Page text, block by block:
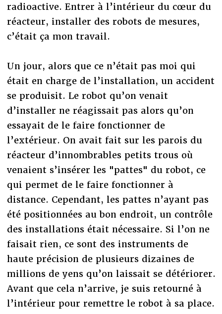
radioactive. Entrer à l’intérieur du cœur du
réacteur, installer des robots de mesures,
c’était ça mon travail.
Un jour, alors que ce n’était pas moi qui
était en charge de l’installation, un accident
se produisit. Le robot qu’on venait
d’installer ne réagissait pas alors qu’on
essayait de le faire fonctionner de
l’extérieur. On avait fait sur les parois du
réacteur d’innombrables petits trous où
venaient s’insérer les "pattes" du robot, ce
qui permet de le faire fonctionner à
distance. Cependant, les pattes n’ayant pas
été positionnées au bon endroit, un contrôle
des installations était nécessaire. Si l’on ne
faisait rien, ce sont des instruments de
haute précision de plusieurs dizaines de
millions de yens qu’on laissait se détériorer.
Avant que cela n’arrive, je suis retourné à
l’intérieur pour remettre le robot à sa place.